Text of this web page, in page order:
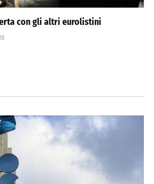
con gli altri eurolistini